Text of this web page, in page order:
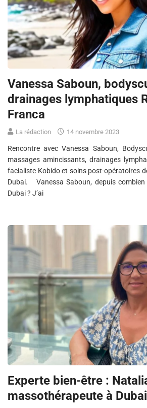
Vanessa Saboun,
drainages lymphatiques
Franca
La rédaction 14 novembre 2023
Rencontre avec Vanessa Saboun,
massages amincissants, drainages
facialiste Kobido et soins post-opératoires
Dubai. Vanessa Saboun, depuis
Dubai ? J’ai
Experte bien-être :
massothérapeute à